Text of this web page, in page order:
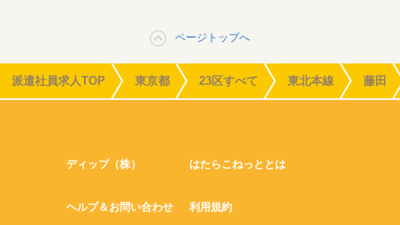
ページトップへ
派遣社員求人TOP 東京都 23区すべて 東北本線 藤田
ディップ（株） はたらこねっととは
ヘルプ＆お問い合わせ 利用規約